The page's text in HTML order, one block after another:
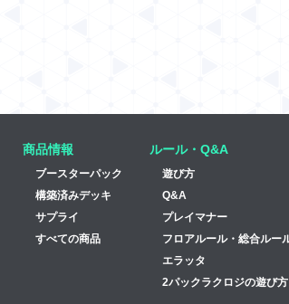
商品情報
ブースターパック
構築済みデッキ
サプライ
すべての商品
ルール・Q&A
遊び方
Q&A
プレイマナー
フロアルール・総合ルー
エラッタ
2パックラクロジの遊び方